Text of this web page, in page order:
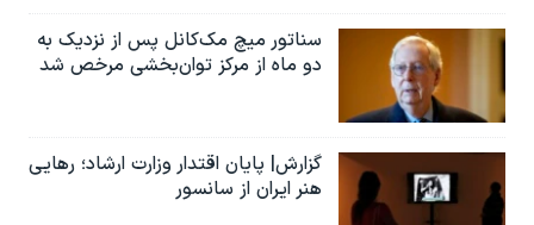
سناتور میچ مک‌کانل پس از نزدیک به
دو ماه از مرکز توان‌بخشی مرخص شد
گزارش| پایان اقتدار وزارت ارشاد؛ رهایی
هنر ایران از سانسور